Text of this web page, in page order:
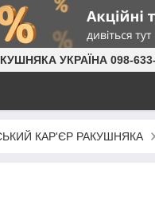
УКРАЇНА 098-
КАР'ЄР РАКУШНЯКА